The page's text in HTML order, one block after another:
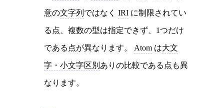
意の文字列 ではなく IRI に制限されてい
る点、複数の型は指定できず、1つだけ
である点が異なります。 Atom は大文
字・小文字区別 ありの比較である点も異
なります。